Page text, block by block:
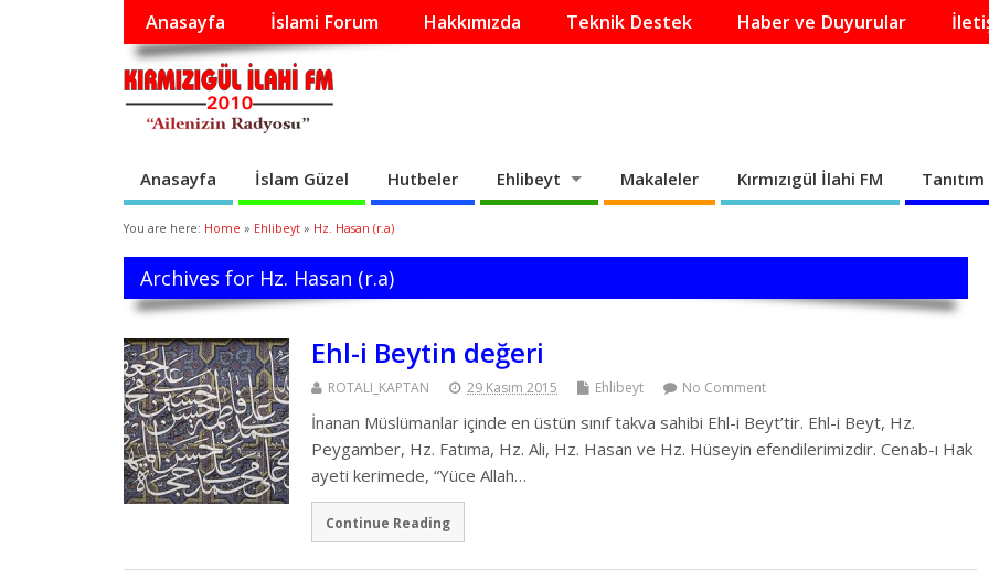
Anasayfa İslami Forum Hakkımızda Teknik Destek Haber ve Duyurular
Anasayfa İslam Güzel Hutbeler Ehlibeyt Makaleler Kırmızıgül İlahi FM Tanıtım
You are here: Home » Ehlibeyt » Hz. Hasan (r.a)
Archives for Hz. Hasan (r.a)
Ehl-i Beytin değeri
ROTALI_KAPTAN 29 Kasım 2015 Ehlibeyt No Comment
İnanan Müslümanlar içinde en üstün sınıf takva sahibi Ehl-i Beyt’tir. Ehl-i Beyt, Hz.
Peygamber, Hz. Fatıma, Hz. Ali, Hz. Hasan ve Hz. Hüseyin efendilerimizdir. Cenab-ı Hak
ayeti kerimede, “Yüce Allah…
Continue Reading